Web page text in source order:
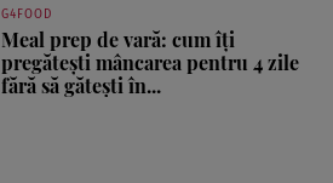
G4FOOD
Meal prep de vară: cum îți
pregătești mâncarea pentru 4 zile
fără să gătești în...